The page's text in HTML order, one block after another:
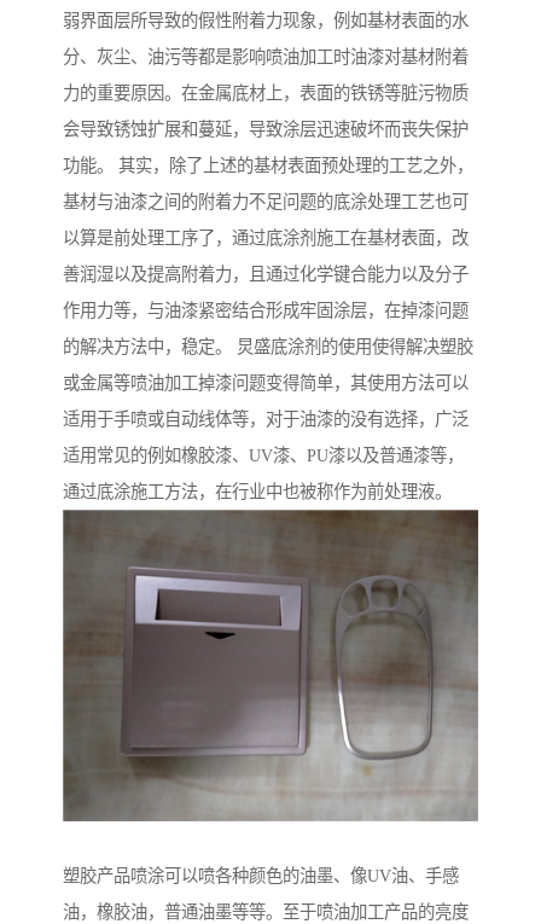
弱界面层所导致的假性附着力现象，例如基材表面的水
分、灰尘、油污等都是影响喷油加工时油漆对基材附着
力的重要原因。在金属底材上，表面的铁锈等脏污物质
会导致锈蚀扩展和蔓延，导致涂层迅速破坏而丧失保护
功能。 其实，除了上述的基材表面预处理的工艺之外，
基材与油漆之间的附着力不足问题的底涂处理工艺也可
以算是前处理工序了，通过底涂剂施工在基材表面，改
善润湿以及提高附着力，且通过化学键合能力以及分子
作用力等，与油漆紧密结合形成牢固涂层，在掉漆问题
的解决方法中，稳定。 炅盛底涂剂的使用使得解决塑胶
或金属等喷油加工掉漆问题变得简单，其使用方法可以
适用于手喷或自动线体等，对于油漆的没有选择，广泛
适用常见的例如橡胶漆、UV漆、PU漆以及普通漆等，
通过底涂施工方法，在行业中也被称作为前处理液。
塑胶产品喷涂可以喷各种颜色的油墨、像UV油、手感
油，橡胶油，普通油墨等等。至于喷油加工产品的亮度